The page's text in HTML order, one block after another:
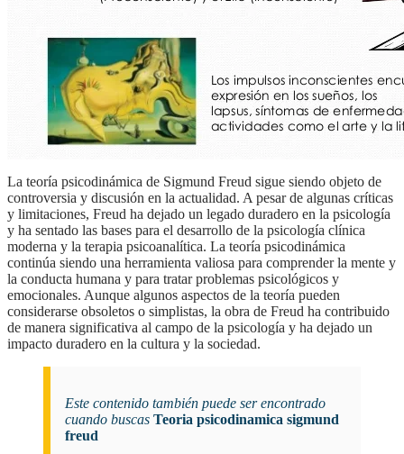
la teoría psicodinámica de Sigmund Freud sigue siendo objeto de
controversia y discusión en la actualidad. A pesar de algunas críticas
y limitaciones, Freud ha dejado un legado duradero en la psicología
y ha sentado las bases para el desarrollo de la psicología clínica
moderna y la terapia psicoanalítica. La teoría psicodinámica
continúa siendo una herramienta valiosa para comprender la mente y
la conducta humana y para tratar problemas psicológicos y
emocionales. Aunque algunos aspectos de la teoría pueden
considerarse obsoletos o simplistas, la obra de Freud ha contribuido
de manera significativa al campo de la psicología y ha dejado un
impacto duradero en la cultura y la sociedad.
Este contenido también puede ser encontrado
cuando buscas Teoria psicodinamica sigmund
freud